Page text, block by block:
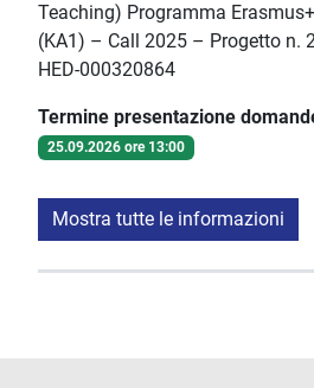
Teaching) Programma
(KA1) – Call 2025 – Progetto n.
HED-000320864
Termine presentazione
25.09.2026 ore 13:00
Mostra tutte le informazioni